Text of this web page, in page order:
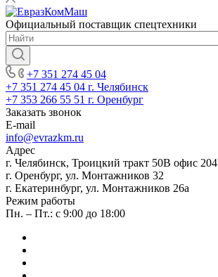
Официальный поставщик спецтехники
+7 351 274 45 04
+7 351 274 45 04 г. Челябинск
+7 353 266 55 51 г. Оренбург
Заказать звонок
E-mail
info@evrazkm.ru
Адрес
г. Челябинск, Троицкий тракт 50В офис 204
г. Оренбург, ул. Монтажников 32
г. Екатеринбург, ул. Монтажников 26а
Режим работы
Пн. – Пт.: с 9:00 до 18:00